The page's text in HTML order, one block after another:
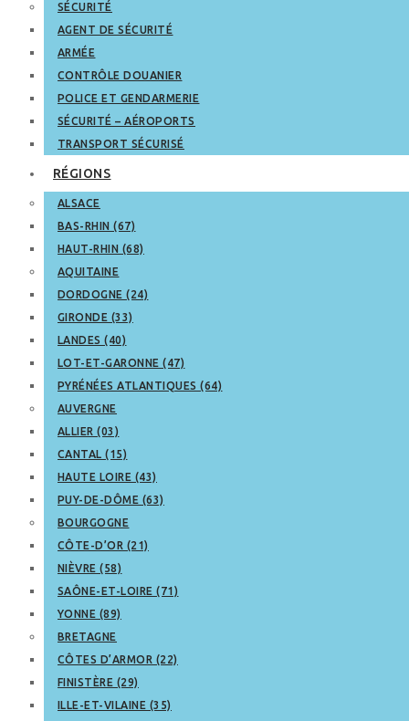
SÉCURITÉ
AGENT DE SÉCURITÉ
ARMÉE
CONTRÔLE DOUANIER
POLICE ET GENDARMERIE
SÉCURITÉ – AÉROPORTS
TRANSPORT SÉCURISÉ
RÉGIONS
ALSACE
BAS-RHIN (67)
HAUT-RHIN (68)
AQUITAINE
DORDOGNE (24)
GIRONDE (33)
LANDES (40)
LOT-ET-GARONNE (47)
PYRÉNÉES ATLANTIQUES (64)
AUVERGNE
ALLIER (03)
CANTAL (15)
HAUTE LOIRE (43)
PUY-DE-DÔME (63)
BOURGOGNE
CÔTE-D’OR (21)
NIÈVRE (58)
SAÔNE-ET-LOIRE (71)
YONNE (89)
BRETAGNE
CÔTES D’ARMOR (22)
FINISTÈRE (29)
ILLE-ET-VILAINE (35)